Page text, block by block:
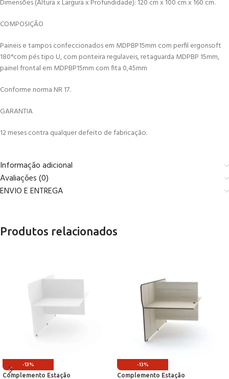
Dimensões (Altura x Largura x Profundidade): 120 cm x 100 cm x 160 cm.
COMPOSIÇÃO
Paineis e tampos confeccionados em MDPBP15mm com perfil ergonsoft
180°com pés tipo U, com ponteira regulaveis, retaguarda MDPBP 15mm,
painel frontal em MDPBP15mm com fita 0,45mm
Conforme norma NR 17.
GARANTIA
12 meses contra qualquer defeito de fabricação.
Informação adicional
Avaliações (0)
ENVIO E ENTREGA
Produtos relacionados
-13%
Complemento Estação
-13%
Complemento Estação